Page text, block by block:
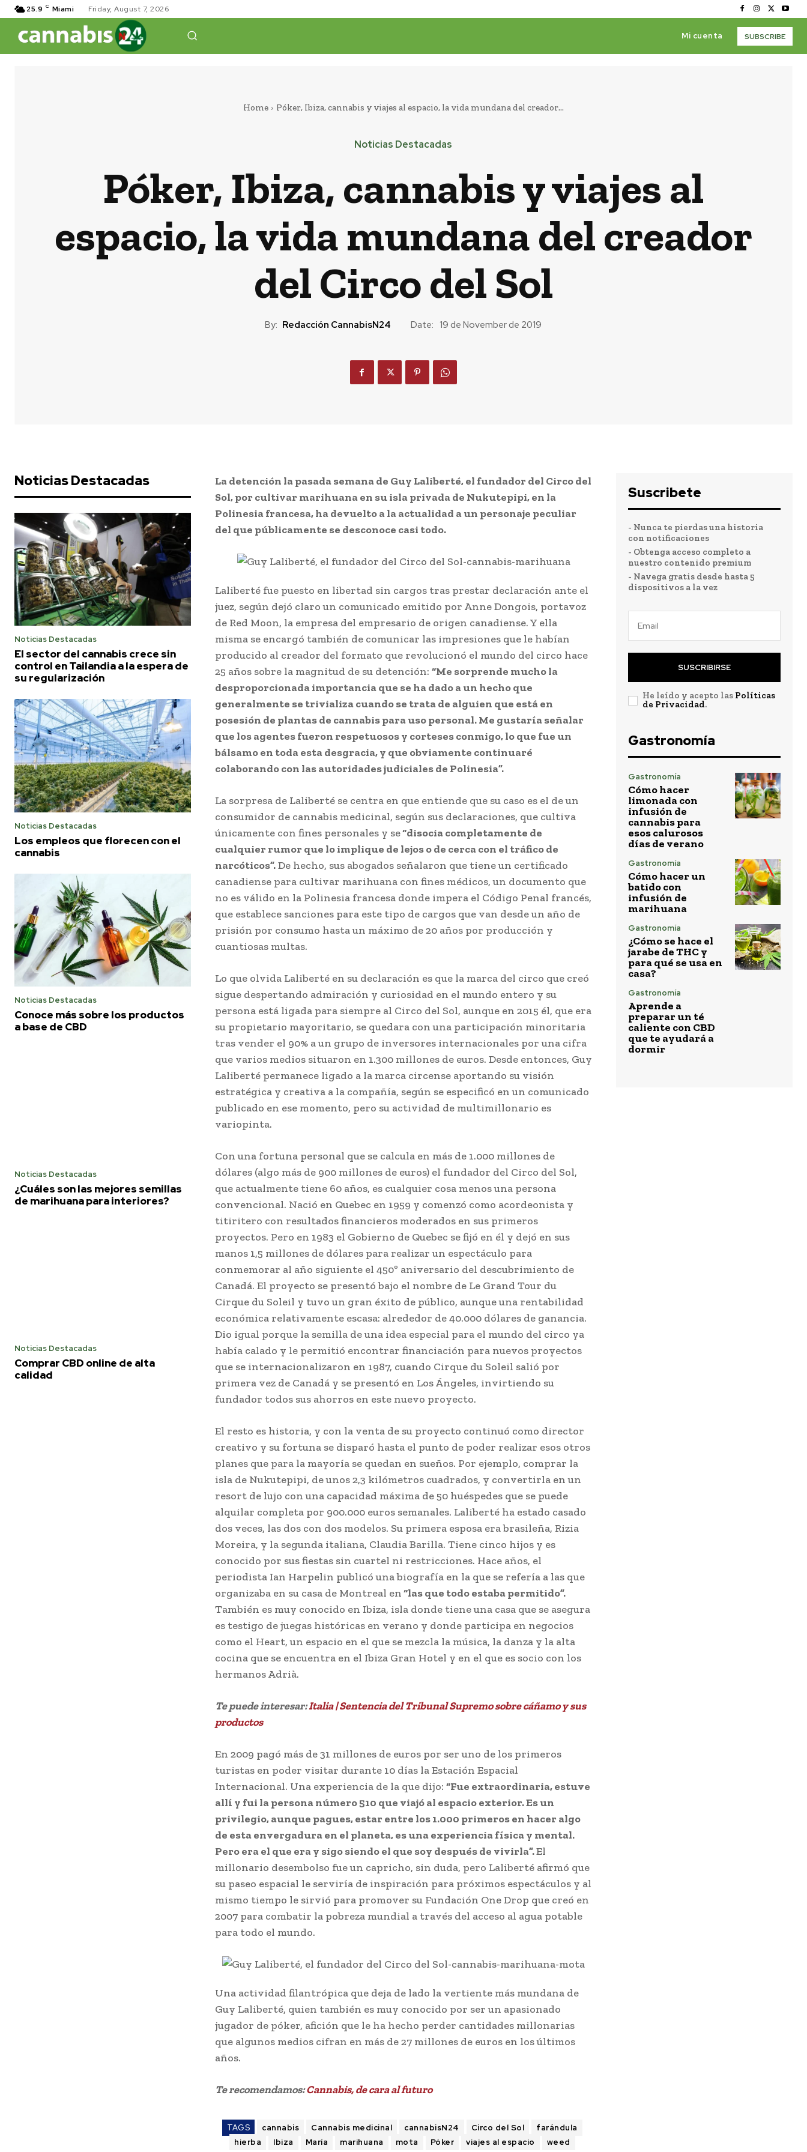
25.9 C Miami Friday, August 7, 2026
Mi cuenta SUBSCRIBE
Home Póker, Ibiza, cannabis y viajes al espacio, la vida mundana del creador...
Noticias Destacadas
Póker, Ibiza, cannabis y viajes al
espacio, la vida mundana del creador
del Circo del Sol
By: Redacción CannabisN24 Date: 19 de November de 2019
Noticias Destacadas
Noticias Destacadas
El sector del cannabis crece sin
control en Tailandia a la espera de
su regularización
Noticias Destacadas
Los empleos que florecen con el
cannabis
Noticias Destacadas
Conoce más sobre los productos
a base de CBD
Noticias Destacadas
¿Cuáles son las mejores semillas
de marihuana para interiores?
Noticias Destacadas
Comprar CBD online de alta
calidad
La detención la pasada semana de Guy Laliberté, el fundador del Circo del
Sol, por cultivar marihuana en su isla privada de Nukutepipi, en la
Polinesia francesa, ha devuelto a la actualidad a un personaje peculiar
del que públicamente se desconoce casi todo.
Laliberté fue puesto en libertad sin cargos tras prestar declaración ante el
juez, según dejó claro un comunicado emitido por Anne Dongois, portavoz
de Red Moon, la empresa del empresario de origen canadiense. Y ella
misma se encargó también de comunicar las impresiones que le habían
producido al creador del formato que revolucionó el mundo del circo hace
25 años sobre la magnitud de su detención: “Me sorprende mucho la
desproporcionada importancia que se ha dado a un hecho que
generalmente se trivializa cuando se trata de alguien que está en
posesión de plantas de cannabis para uso personal. Me gustaría señalar
que los agentes fueron respetuosos y corteses conmigo, lo que fue un
bálsamo en toda esta desgracia, y que obviamente continuaré
colaborando con las autoridades judiciales de Polinesia”.
La sorpresa de Laliberté se centra en que entiende que su caso es el de un
consumidor de cannabis medicinal, según sus declaraciones, que cultiva
únicamente con fines personales y se“disocia completamente de
cualquier rumor que lo implique de lejos o de cerca con el tráfico de
narcóticos”.De hecho, sus abogados señalaron que tiene un certificado
canadiense para cultivar marihuana con fines médicos, un documento que
no es válido en la Polinesia francesa donde impera el Código Penal francés,
que establece sanciones para este tipo de cargos que van desde un año de
prisión por consumo hasta un máximo de 20 años por producción y
cuantiosas multas.
Lo que olvida Laliberté en su declaración es que la marca del circo que creó
sigue despertando admiración y curiosidad en el mundo entero y su
persona está ligada para siempre al Circo del Sol, aunque en 2015 él, que era
su propietario mayoritario, se quedara con una participación minoritaria
tras vender el 90% a un grupo de inversores internacionales por una cifra
que varios medios situaron en 1.300 millones de euros. Desde entonces, Guy
Laliberté permanece ligado a la marca circense aportando su visión
estratégica y creativa a la compañía, según se especificó en un comunicado
publicado en ese momento, pero su actividad de multimillonario es
variopinta.
Con una fortuna personal que se calcula en más de 1.000 millones de
dólares (algo más de 900 millones de euros) el fundador del Circo del Sol,
que actualmente tiene 60 años, es cualquier cosa menos una persona
convencional. Nació en Quebec en 1959 y comenzó como acordeonista y
titiritero con resultados financieros moderados en sus primeros
proyectos. Pero en 1983 el Gobierno de Quebec se fijó en él y dejó en sus
manos 1,5 millones de dólares para realizar un espectáculo para
conmemorar al año siguiente el 450º aniversario del descubrimiento de
Canadá. El proyecto se presentó bajo el nombre de Le Grand Tour du
Cirque du Soleil y tuvo un gran éxito de público, aunque una rentabilidad
económica relativamente escasa: alrededor de 40.000 dólares de ganancia.
Dio igual porque la semilla de una idea especial para el mundo del circo ya
había calado y le permitió encontrar financiación para nuevos proyectos
que se internacionalizaron en 1987, cuando Cirque du Soleil salió por
primera vez de Canadá y se presentó en Los Ángeles, invirtiendo su
fundador todos sus ahorros en este nuevo proyecto.
El resto es historia, y con la venta de su proyecto continuó como director
creativo y su fortuna se disparó hasta el punto de poder realizar esos otros
planes que para la mayoría se quedan en sueños. Por ejemplo, comprar la
isla de Nukutepipi, de unos 2,3 kilómetros cuadrados, y convertirla en un
resort de lujo con una capacidad máxima de 50 huéspedes que se puede
alquilar completa por 900.000 euros semanales. Laliberté ha estado casado
dos veces, las dos con dos modelos. Su primera esposa era brasileña, Rizia
Moreira, y la segunda italiana, Claudia Barilla. Tiene cinco hijos y es
conocido por sus fiestas sin cuartel ni restricciones. Hace años, el
periodista Ian Harpelin publicó una biografía en la que se refería a las que
organizaba en su casa de Montreal en“las que todo estaba permitido”.
También es muy conocido en Ibiza, isla donde tiene una casa que se asegura
es testigo de juegas históricas en verano y donde participa en negocios
como el Heart, un espacio en el que se mezcla la música, la danza y la alta
cocina que se encuentra en el Ibiza Gran Hotel y en el que es socio con los
hermanos Adrià.
Te puede interesar:Italia | Sentencia del Tribunal Supremo sobre cáñamo y sus
productos
En 2009 pagó más de 31 millones de euros por ser uno de los primeros
turistas en poder visitar durante 10 días la Estación Espacial
Internacional. Una experiencia de la que dijo: “Fue extraordinaria, estuve
allí y fui la persona número 510 que viajó al espacio exterior. Es un
privilegio, aunque pagues, estar entre los 1.000 primeros en hacer algo
de esta envergadura en el planeta, es una experiencia física y mental.
Pero era el que era y sigo siendo el que soy después de vivirla”.El
millonario desembolso fue un capricho, sin duda, pero Laliberté afirmó que
su paseo espacial le serviría de inspiración para próximos espectáculos y al
mismo tiempo le sirvió para promover su Fundación One Drop que creó en
2007 para combatir la pobreza mundial a través del acceso al agua potable
para todo el mundo.
Una actividad filantrópica que deja de lado la vertiente más mundana de
Guy Laliberté, quien también es muy conocido por ser un apasionado
jugador de póker, afición que le ha hecho perder cantidades millonarias
que algunos medios cifran en más de 27 millones de euros en los últimos
años.
Te recomendamos:Cannabis, de cara al futuro
TAGS cannabis Cannabis medicinal cannabisN24 Circo del Sol
farándula
hierba
Ibiza María marihuana mota Póker viajes al espacio weed
Suscribete
- Nunca te pierdas una historia
con notificaciones
- Obtenga acceso completo a
nuestro contenido premium
- Navega gratis desde hasta 5
dispositivos a la vez
SUSCRIBIRSE
He leído y acepto las Políticas
de Privacidad.
Gastronomía
Gastronomía
Cómo hacer
limonada con
infusión de
cannabis para
esos calurosos
días de verano
Gastronomía
Cómo hacer un
batido con
infusión de
marihuana
Gastronomía
¿Cómo se hace el
jarabe de THC y
para qué se usa en
casa?
Gastronomía
Aprende a
preparar un té
caliente con CBD
que te ayudará a
dormir